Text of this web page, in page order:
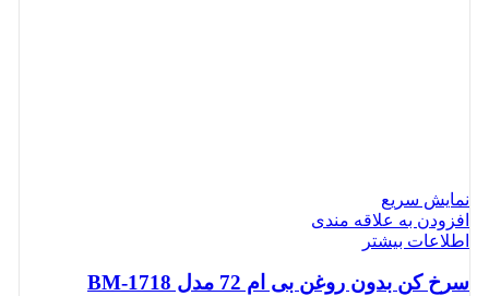
نمایش سریع
افزودن به علاقه مندی
اطلاعات بیشتر
سرخ کن بدون روغن بی ام 72 مدل BM-1718